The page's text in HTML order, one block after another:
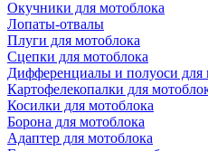
Окучники для мотоблока
Лопаты-отвалы
Плуги для мотоблока
Сцепки для мотоблока
Дифференциалы и полуоси для
Картофелекопалки для
Косилки для мотоблока
Борона для мотоблока
Адаптер для мотоблока